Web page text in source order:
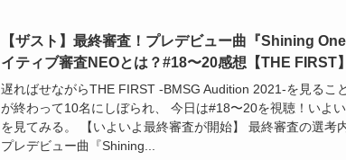
【ザスト】最終審査！プレデビュー曲『Shining
イティブ審査NEOとは？#18〜20感想【THE FIRST】
遅ればせながらTHE FIRST -BMSG Audition 2021-を見るこ
が終わって10名にしぼられ、 今日は#18〜20を視聴！いよ
を見てみる。 【いよいよ最終審査が開始】 最終審査の選考
プレデビュー曲『Shining...